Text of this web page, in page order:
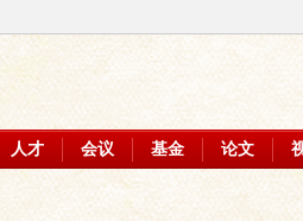
人才 会议 基金 论文